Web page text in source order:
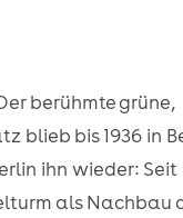
berühmte grüne,
blieb bis 1936 in
ihn wieder: Seit
als Nachbau